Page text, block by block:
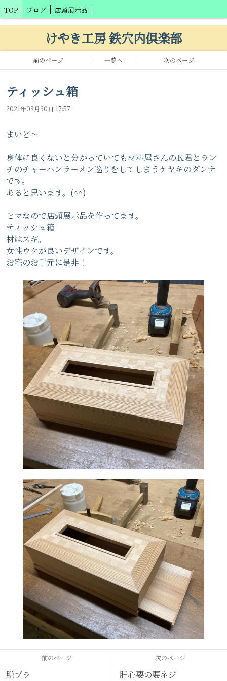
TOP ブログ 店頭展示品
けやき工房 鉄穴内倶楽部
前のページ 一覧へ 次のページ
ティッシュ箱
2021年09月30日 17:57
まいど〜
身体に良くないと分かっていても材料屋さんのＫ君とラン
チのチャーハンラーメン巡りをしてしまうケヤキのダンナ
です。
あると思います。(^^)
ヒマなので店頭展示品を作ってます。
ティッシュ箱
材はスギ。
女性ウケが良いデザインです。
お宅のお手元に是非！
前のページ
脱プラ
次のページ
肝心要の要ネジ